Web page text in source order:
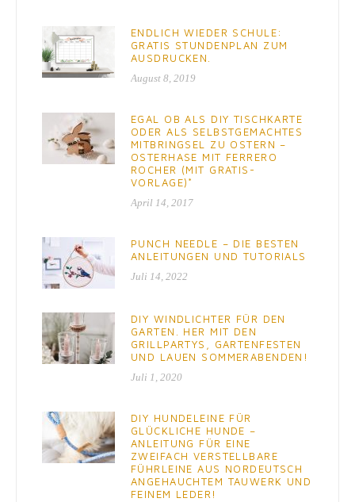
ENDLICH WIEDER SCHULE:
GRATIS STUNDENPLAN ZUM
AUSDRUCKEN.
August 8, 2019
EGAL OB ALS DIY TISCHKARTE
ODER ALS SELBSTGEMACHTES
MITBRINGSEL ZU OSTERN –
OSTERHASE MIT FERRERO
ROCHER (MIT GRATIS-
VORLAGE)*
April 14, 2017
PUNCH NEEDLE – DIE BESTEN
ANLEITUNGEN UND TUTORIALS
Juli 14, 2022
DIY WINDLICHTER FÜR DEN
GARTEN. HER MIT DEN
GRILLPARTYS, GARTENFESTEN
UND LAUEN SOMMERABENDEN!
Juli 1, 2020
DIY HUNDELEINE FÜR
GLÜCKLICHE HUNDE –
ANLEITUNG FÜR EINE
ZWEIFACH VERSTELLBARE
FÜHRLEINE AUS NORDEUTSCH
ANGEHAUCHTEM TAUWERK UND
FEINEM LEDER!